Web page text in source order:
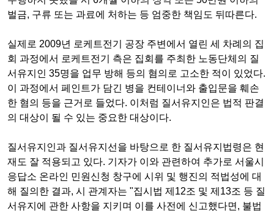
벌금, 구류 또는 과료에 처하는 등 엄중한 책임도 뒤따른다.
실제로 2009년 로케트전기 공장 주변에서 열린 세 차례의 집
회 과정에서 로케트전기 측은 집회를 주최한 노동단체의 질
서유지인 35명을 업무 방해 등의 혐의로 고소한 적이 있었다.
이 과정에서 페인트가 담긴 병을 컨테이너와 출입문을 훼손
한 혐의 등을 근거로 들었다. 이처럼 질서유지인은 법적 판결
의 대상이 될 수 있는 중요한 대상이다.
질서유지인과 질서유지선을 바탕으로 한 질서유지법령은 현
재도 잘 적용되고 있다. 기자가 이와 관련하여 추가로 서울시
응답소 온라인 민원신청 창구에 시위 및 행진의 적법성에 대
해 질의한 결과, 시 관계자는 "집시법 제 12조 및 제 13조 등 질
서유지에 관한 사항을 지키며 이를 사전에 신고했다면 , 불법